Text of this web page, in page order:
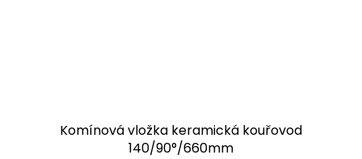
Komínová vložka keramická kouřovod
140/90°/660mm